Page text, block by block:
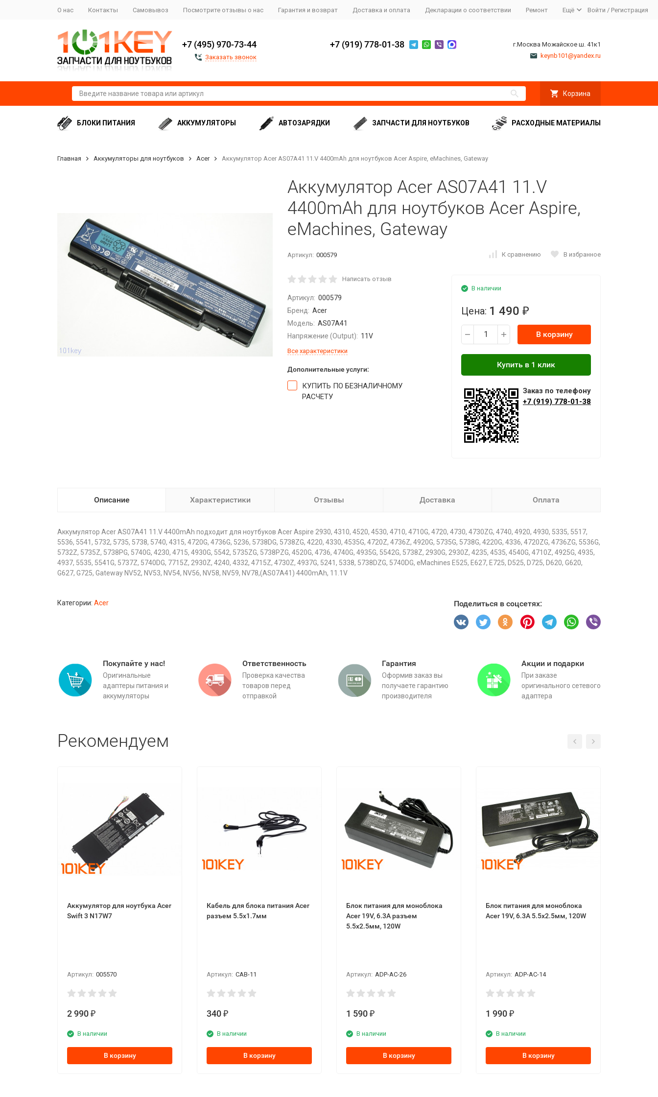
О нас Контакты Самовывоз Посмотрите отзывы о нас Гарантия и возврат Доставка и оплата Декларации о соответствии Ремонт Ещё Войти / Регистрация
+7 (495) 970-73-44
Заказать звонок
+7 (919) 778-01-38
г.Москва Можайское ш. 41к1
keynb101@yandex.ru
Корзина
БЛОКИ ПИТАНИЯ АККУМУЛЯТОРЫ АВТОЗАРЯДКИ ЗАПЧАСТИ ДЛЯ НОУТБУКОВ РАСХОДНЫЕ МАТЕРИАЛЫ
Главная Аккумуляторы для ноутбуков Acer Аккумулятор Acer AS07A41 11.V 4400mAh для ноутбуков Acer Aspire, eMachines, Gateway
Аккумулятор Acer AS07A41 11.V
4400mAh для ноутбуков Acer Aspire,
eMachines, Gateway
Артикул: 000579 К сравнению В избранное
Написать отзыв
Артикул: 000579
Бренд: Acer
Модель: AS07A41
Напряжение (Output): 11V
Все характеристики
Дополнительные услуги:
КУПИТЬ ПО БЕЗНАЛИЧНОМУ
РАСЧЕТУ
В наличии
Цена: 1 490 ₽
В корзину
Заказ по телефону
+7 (919) 778-01-38
Описание Характеристики Отзывы Доставка Оплата
Аккумулятор Acer AS07A41 11.V 4400mAh подходит для ноутбуков Acer Aspire 2930, 4310, 4520, 4530, 4710, 4710G, 4720, 4730, 4730ZG, 4740, 4920, 4930, 5335, 5517,
5536, 5541, 5732, 5735, 5738, 5740, 4315, 4720G, 4736G, 5236, 5738DG, 5738ZG, 4220, 4330, 4535G, 4720Z, 4736Z, 4920G, 5735G, 5738G, 4220G, 4336, 4720ZG, 4736ZG, 5536G,
5732Z, 5735Z, 5738PG, 5740G, 4230, 4715, 4930G, 5542, 5735ZG, 5738PZG, 4520G, 4736, 4740G, 4935G, 5542G, 5738Z, 2930G, 2930Z, 4235, 4535, 4540G, 4710Z, 4925G, 4935,
4937, 5535, 5541G, 5737Z, 5740DG, 7715Z, 2930Z, 4240, 4332, 4715Z, 4730Z, 4937G, 5241, 5338, 5738DZG, 5740DG, eMachines E525, E627, E725, D525, D725, D620, G620,
G627, G725, Gateway NV52, NV53, NV54, NV56, NV58, NV59, NV78,(AS07A41) 4400mAh, 11.1V
Категории: Acer Поделиться в соцсетях:
Покупайте у нас!
Оригинальные
адаптеры питания и
аккумуляторы
Ответственность
Проверка качества
товаров перед
отправкой
Гарантия
Оформив заказ вы
получаете гарантию
производителя
Акции и подарки
При заказе
оригинального сетевого
адаптера
Рекомендуем
Аккумулятор для ноутбука Acer
Swift 3 N17W7
Артикул: 005570
2 990 ₽
В наличии
В корзину
Кабель для блока питания Acer
разъем 5.5x1.7мм
Артикул: CAB-11
340 ₽
В наличии
В корзину
Блок питания для моноблока
Acer 19V, 6.3A разъем
5.5x2.5мм, 120W
Артикул: ADP-AC-26
1 590 ₽
В наличии
В корзину
Блок питания для моноблока
Acer 19V, 6.3A 5.5x2.5мм, 120W
Артикул: ADP-AC-14
1 990 ₽
В наличии
В корзину